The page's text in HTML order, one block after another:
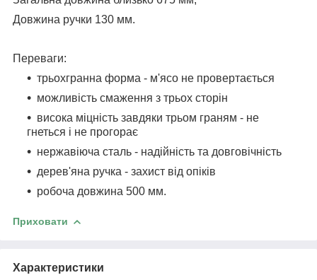
Довжина ручки 130 мм.
Переваги:
трьохгранна форма - м'ясо не провертається
можливість смаження з трьох сторін
висока міцність завдяки трьом граням - не
гнеться і не прогорає
нержавіюча сталь - надійність та довговічність
дерев'яна ручка - захист від опіків
робоча довжина 500 мм.
Приховати
Характеристики